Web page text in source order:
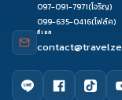
097-091-7971(โจริญ)
099-635-0416(โฟล์ค)
อีเมล